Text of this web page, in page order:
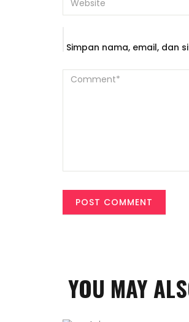
Simpan nama, email, dan
YOU MAY